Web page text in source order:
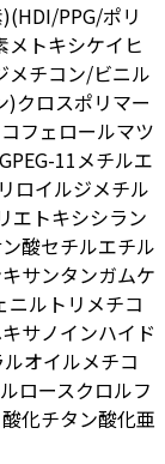
(HDI/PPG/ポリ
メトキシケイヒ
メチコン/ビニル
)クロスポリマー
コフェロールマツ
PEG-11メチルエ
ロイルジメチル
エトキシシラン
酸セチルエチル
キサンタンガムケ
ニルトリメチコ
サノインハイド
オイルメチコ
ロースクロルフ
酸化チタン酸化亜